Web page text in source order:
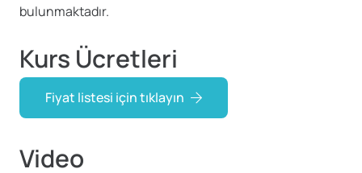
bulunmaktadır.
Kurs Ücretleri
Fiyat listesi için tıklayın
Video